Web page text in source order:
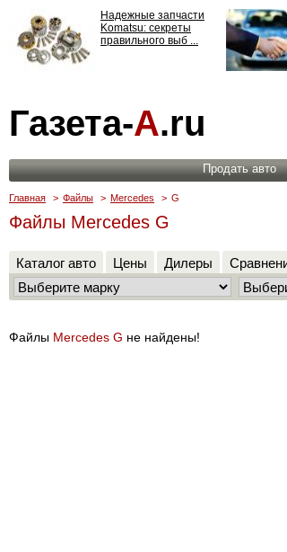
Надежные запчасти
Komatsu: секреты
правильного выб ...
ответственности: все,
что нужно знать ...
Газета-А.ru
Продать авто
Главная > Файлы > Mercedes > G
Файлы Mercedes G
Каталог авто Цены Дилеры
Файлы Mercedes G не найдены!